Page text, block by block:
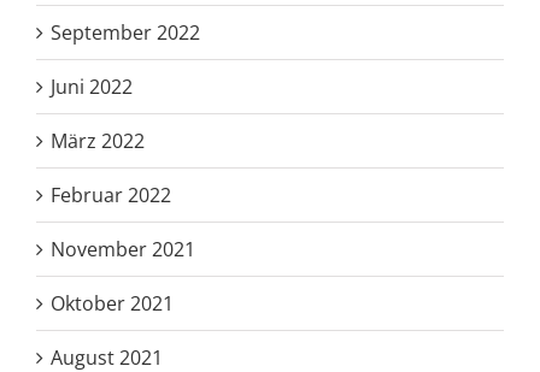
September 2022
Juni 2022
März 2022
Februar 2022
November 2021
Oktober 2021
August 2021